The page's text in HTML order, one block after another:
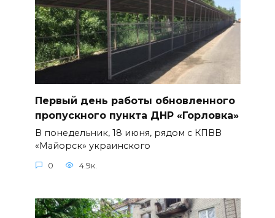
Первый день работы обновленного
пропускного пункта ДНР «Горловка»
В понедельник, 18 июня, рядом с КПВВ
«Майорск» украинского
0 4.9к.